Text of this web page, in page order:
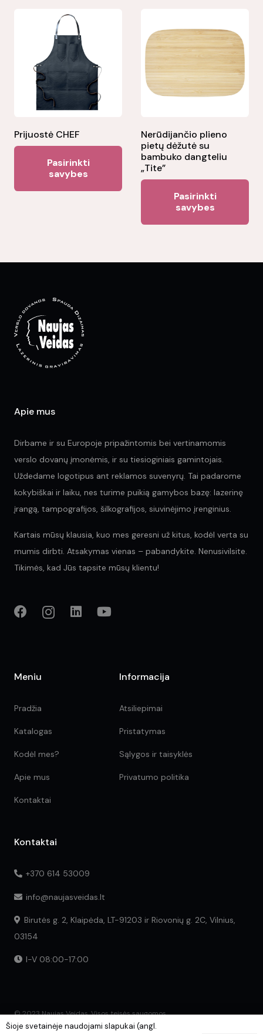
Prijuostė CHEF
Pasirinkti
savybes
product
has
variants.
Nerūdijančio plieno
pietų dėžutė su
bambuko dangteliu
„Tite”
Pasirinkti
savybes
has
Apie mus
Dirbame ir su Europoje pripažintomis bei vertinamomis
verslo dovanų įmonėmis, ir su tiesioginiais gamintojais.
Uždedame logotipus ant reklamos suvenyrų. Tai padarome
kokybiškai ir laiku, nes turime puikią gamybos bazę: lazerinę
įrangą, tampografijos, šilkografijos, siuvinėjimo įrenginius.
Kartais mūsų klausia, kuo mes geresni už kitus, kodėl verta su
mumis dirbti. Atsakymas vienas – pabandykite. Nenusivilsite.
Tikimės, kad Jūs tapsite mūsų klientu!
Meniu
Pradžia
Katalogas
Kodėl mes?
Apie mus
Kontaktai
Informacija
Atsiliepimai
Pristatymas
Sąlygos ir taisyklės
Privatumo politika
Kontaktai
+370 614 53009
info@naujasveidas.lt
Birutės g. 2, Klaipėda, LT-91203 ir Riovonių g. 2C, Vilnius,
03154
I-V 08:00-17:00
© 2023 Naujas Veidas. Visos teisės saugomos.
Šioje svetainėje naudojami slapukai (angl.